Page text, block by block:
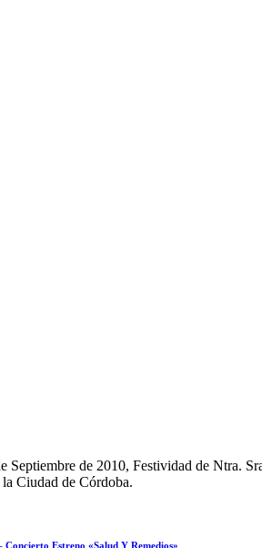
Septiembre de 2010, Festividad de Ntra.
Ciudad de Córdoba.
Concierto Estreno «Salud Y Remedios»